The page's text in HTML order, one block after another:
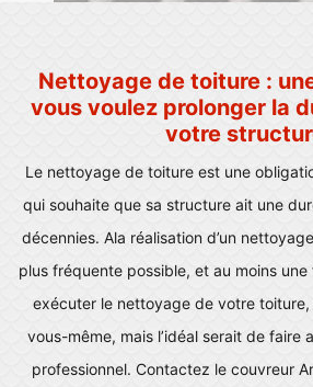
Nettoyage de toiture :
vous voulez prolonger la
votre
Le nettoyage de toiture est une
qui souhaite que sa structure ait une
décennies. Ala réalisation d’un
plus fréquente possible, et au moins une
exécuter le nettoyage de votre
vous-même, mais l’idéal serait de faire
professionnel. Contactez le couvreur